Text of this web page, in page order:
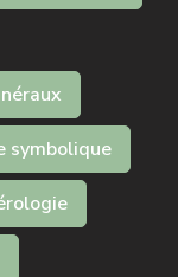
symbolique